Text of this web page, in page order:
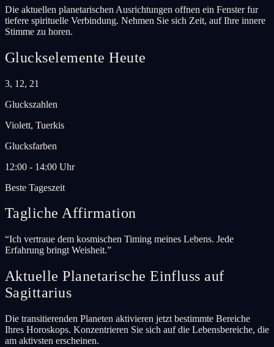
Die aktuellen planetarischen Ausrichtungen offnen ein Fenster fur
tiefere spirituelle Verbindung. Nehmen Sie sich Zeit, auf Ihre innere
Stimme zu horen.
Gluckselemente Heute
3, 12, 21
Gluckszahlen
Violett, Tuerkis
Glucksfarben
12:00 - 14:00 Uhr
Beste Tageszeit
Tagliche Affirmation
“Ich vertraue dem kosmischen Timing meines Lebens. Jede
Erfahrung bringt Weisheit.”
Aktuelle Planetarische Einfluss auf
Sagittarius
Die transitierenden Planeten aktivieren jetzt bestimmte Bereiche
Ihres Horoskops. Konzentrieren Sie sich auf die Lebensbereiche, die
am aktivsten erscheinen.